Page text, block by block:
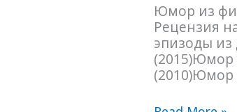
Юмор из
Рецензия
эпизоды
(2015)Юмор
(2010)Юмор